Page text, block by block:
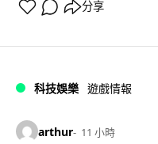
分享
科技娛樂 遊戲情報
arthur 11 小時